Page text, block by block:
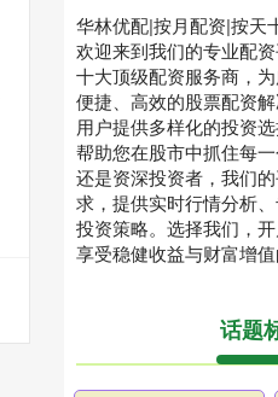
华林优配|按月配资|按天
欢迎来到我们的专业配
十大顶级配资服务商，为
便捷、高效的股票配资
用户提供多样化的投资
帮助您在股市中抓住每
还是资深投资者，我们
求，提供实时行情分析
投资策略。选择我们，
享受稳健收益与财富增值
话题